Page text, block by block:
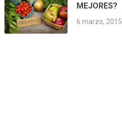
MEJORES?
6 marzo, 2015